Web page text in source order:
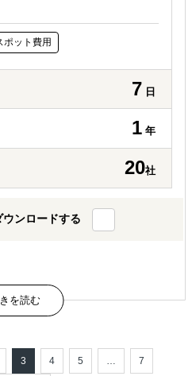
ポット費用
7 日
1 年
20社
ンロードする
アルな生活者に届ける
カライズ推進パッケージ
出コンサルティング
3 4 5 7